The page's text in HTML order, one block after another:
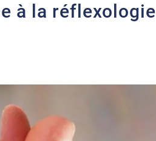
à la réflexologie